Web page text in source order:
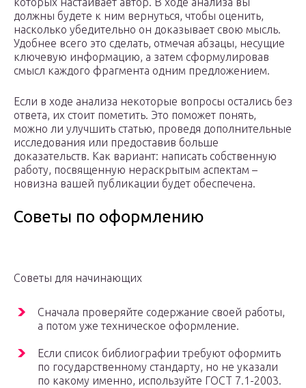
должны будете к ним вернуться, чтобы оценить,
насколько убедительно он доказывает свою мысль.
Удобнее всего это сделать, отмечая абзацы, несущие
ключевую информацию, а затем сформулировав
смысл каждого фрагмента одним предложением.
Если в ходе анализа некоторые вопросы остались без
ответа, их стоит пометить. Это поможет понять,
можно ли улучшить статью, проведя дополнительные
исследования или предоставив больше
доказательств. Как вариант: написать собственную
работу, посвященную нераскрытым аспектам –
новизна вашей публикации будет обеспечена.
Советы по оформлению
Советы для начинающих
Сначала проверяйте содержание своей работы,
а потом уже техническое оформление.
Если список библиографии требуют оформить
по государственному стандарту, но не указали
по какому именно, используйте ГОСТ 7.1-2003.